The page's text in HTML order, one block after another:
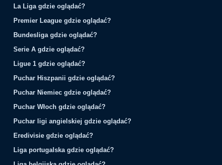
La Liga gdzie oglądać?
Premier League gdzie oglądać?
Bundesliga gdzie oglądać?
Serie A gdzie oglądać?
Ligue 1 gdzie oglądać?
Puchar Hiszpanii gdzie oglądać?
Puchar Niemiec gdzie oglądać?
Puchar Włoch gdzie oglądać?
Puchar ligi angielskiej gdzie oglądać?
Eredivisie gdzie oglądać?
Liga portugalska gdzie oglądać?